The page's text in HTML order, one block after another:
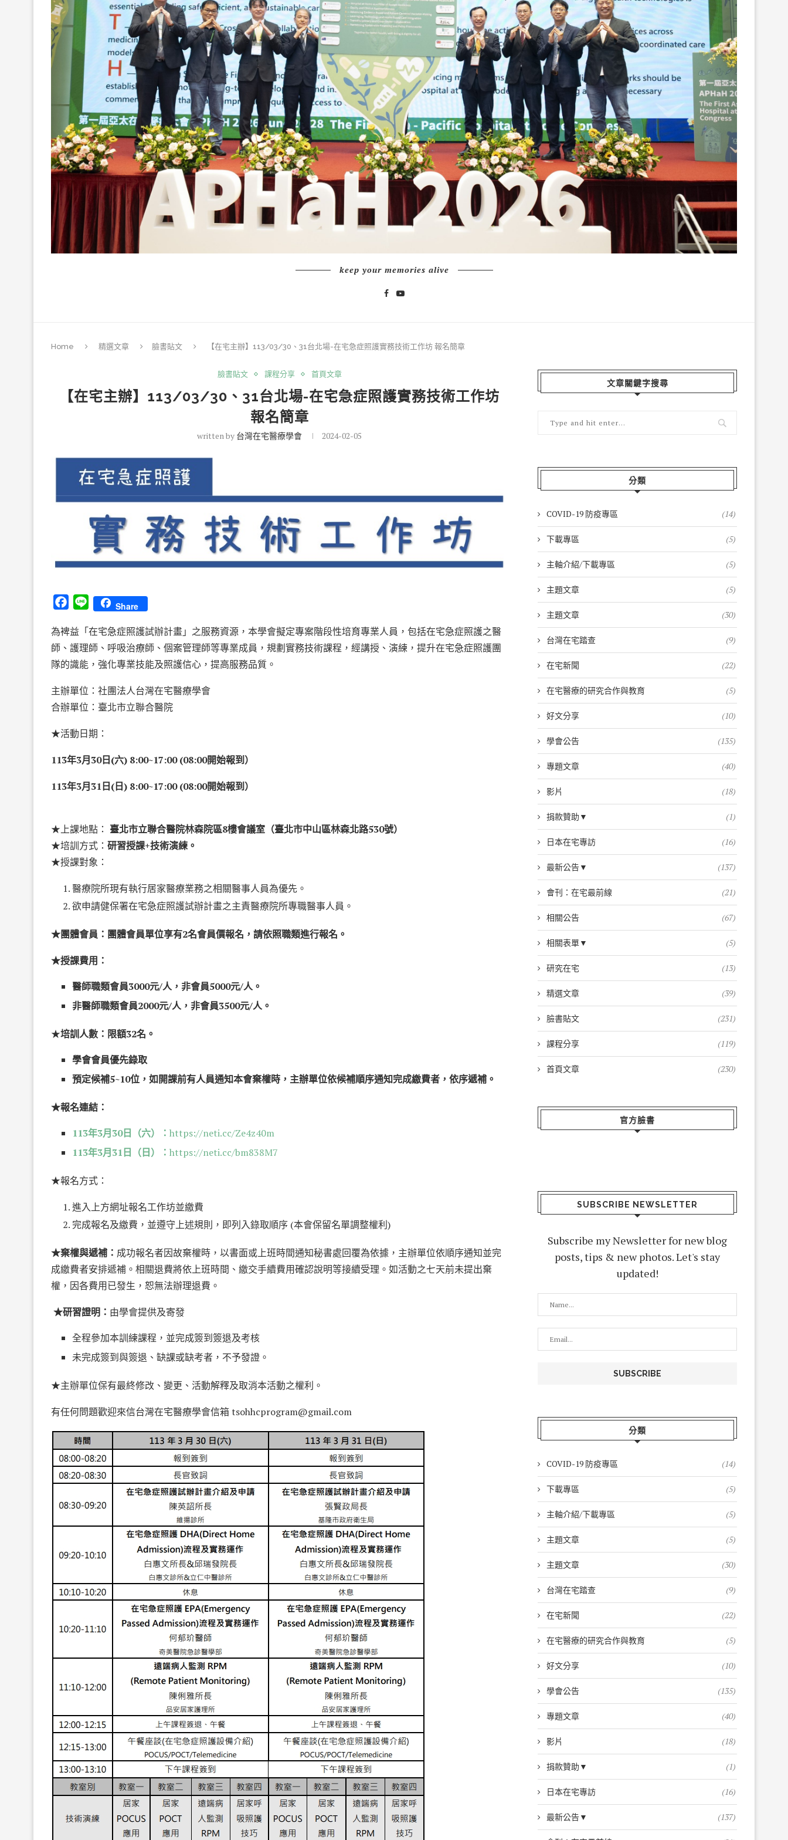
keep your memories alive
Home 精選文章 臉書貼文 【在宅主辦】113/03/30、31台北場-在宅急症照護實務技術工作坊 報名簡章
臉書貼文 課程分享 首頁文章
【在宅主辦】113/03/30、31台北場-在宅急症照護實務技術工作坊
報名簡章
written by 台灣在宅醫療學會 2024-02-05
Facebook
Line Share
為裨益「在宅急症照護試辦計畫」之服務資源，本學會擬定專案階段性培育專業人員，包括在宅急症照護之醫
師、護理師、呼吸治療師、個案管理師等專業成員，規劃實務技術課程，經講授、演練，提升在宅急症照護團
隊的識能，強化專業技能及照護信心，提高服務品質。
主辦單位：社團法人台灣在宅醫療學會
合辦單位：臺北市立聯合醫院
★活動日期：
113年3月30日(六) 8:00~17:00 (08:00開始報到）
113年3月31日(日) 8:00~17:00 (08:00開始報到）
★上課地點： 臺北市立聯合醫院林森院區8樓會議室 （臺北市中山區林森北路530號）
★培訓方式： 研習授課+技術演練。
★授課對象：
醫療院所現有執行居家醫療業務之相關醫事人員為優先。
欲申請健保署在宅急症照護試辦計畫之主責醫療院所專職醫事人員。
★團體會員：團體會員單位享有2名會員價報名，請依照職類進行報名。
★授課費用：
醫師職類會員3000元/人，非會員5000元/人。
非醫師職類會員2000元/人，非會員3500元/人。
★培訓人數：限額32名。
學會會員優先錄取
預定候補5~10位，如開課前有人員通知本會棄權時，主辦單位依候補順序通知完成繳費者，依序遞補。
★報名連結：
113年3月30日（六）： https://neti.cc/Ze4z40m
113年3月31日（日）： https://neti.cc/bm838M7
★報名方式：
進入上方網址報名工作坊並繳費
完成報名及繳費，並遵守上述規則，即列入錄取順序 (本會保留名單調整權利)
★棄權與遞補： 成功報名者因故棄權時，以書面或上班時間通知秘書處回覆為依據，主辦單位依順序通知並完
成繳費者安排遞補。相關退費將依上班時間、繳交手續費用確認說明等接續受理。如活動之七天前未提出棄
權，因各費用已發生，恕無法辦理退費。
★研習證明： 由學會提供及寄發 ​
全程參加本訓練課程，並完成簽到簽退及考核
未完成簽到與簽退、缺課或缺考者，不予發證。 ​
★主辦單位保有最終修改、變更、活動解釋及取消本活動之權利。
有任何問題歡迎來信台灣在宅醫療學會信箱tsohhcprogram@gmail.com
文章關鍵字搜尋
分類
COVID-19 防疫專區 (14)
下載專區 (5)
主軸介紹/下載專區 (5)
主題文章 (5)
主題文章 (30)
台灣在宅踏查 (9)
在宅新聞 (22)
在宅醫療的研究合作與教育 (5)
好文分享 (10)
學會公告 (135)
專題文章 (40)
影片 (18)
捐款贊助▼ (1)
日本在宅專訪 (16)
最新公告▼ (137)
會刊：在宅最前線 (21)
相關公告 (67)
相關表單▼ (5)
研究在宅 (13)
精選文章 (39)
臉書貼文 (231)
課程分享 (119)
首頁文章 (230)
官方臉書
SUBSCRIBE NEWSLETTER
Subscribe my Newsletter for new blog
posts, tips & new photos. Let's stay
updated!
分類
COVID-19 防疫專區 (14)
下載專區 (5)
主軸介紹/下載專區 (5)
主題文章 (5)
主題文章 (30)
台灣在宅踏查 (9)
在宅新聞 (22)
在宅醫療的研究合作與教育 (5)
好文分享 (10)
學會公告 (135)
專題文章 (40)
影片 (18)
捐款贊助▼ (1)
日本在宅專訪 (16)
最新公告▼ (137)